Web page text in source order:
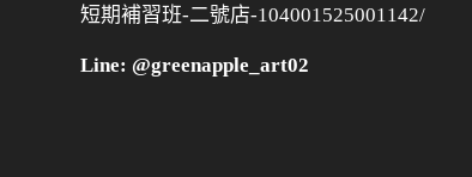
短期補習班-二號店-104001525001142/
Line: @greenapple_art02